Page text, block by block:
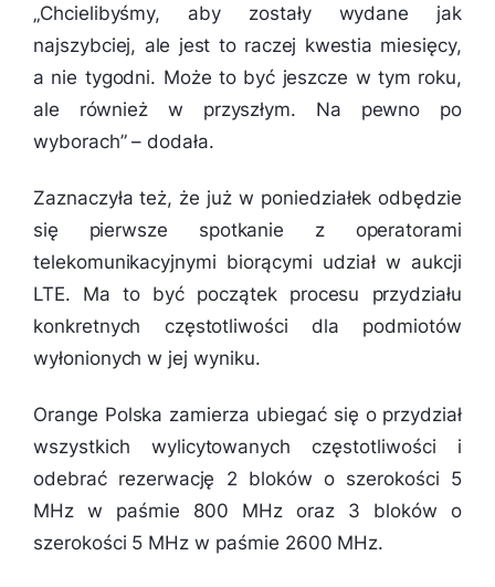
„Chcielibyśmy, aby zostały wydane jak
najszybciej, ale jest to raczej kwestia miesięcy,
a nie tygodni. Może to być jeszcze w tym roku,
ale również w przyszłym. Na pewno po
wyborach” – dodała.
Zaznaczyła też, że już w poniedziałek odbędzie
się pierwsze spotkanie z operatorami
telekomunikacyjnymi biorącymi udział w aukcji
LTE. Ma to być początek procesu przydziału
konkretnych częstotliwości dla podmiotów
wyłonionych w jej wyniku.
Orange Polska zamierza ubiegać się o przydział
wszystkich wylicytowanych częstotliwości i
odebrać rezerwację 2 bloków o szerokości 5
MHz w paśmie 800 MHz oraz 3 bloków o
szerokości 5 MHz w paśmie 2600 MHz.